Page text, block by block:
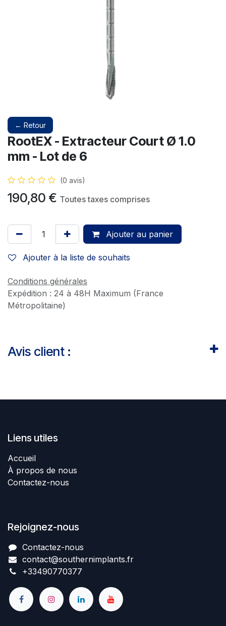
← Retour
RootEX - Extracteur Court Ø 1.0
mm - Lot de 6
(0 avis)
190,80 € Toutes taxes comprises
Ajouter au panier
Ajouter à la liste de souhaits
Conditions générales
Expédition : 24 à 48H Maximum (France
Métropolitaine)
Avis client :
Liens utiles
Accueil
À propos de nous
Contactez-nous
Rejoignez-nous
Contactez-nous​
contact@southernimplant​​​s.fr
+334907​70377